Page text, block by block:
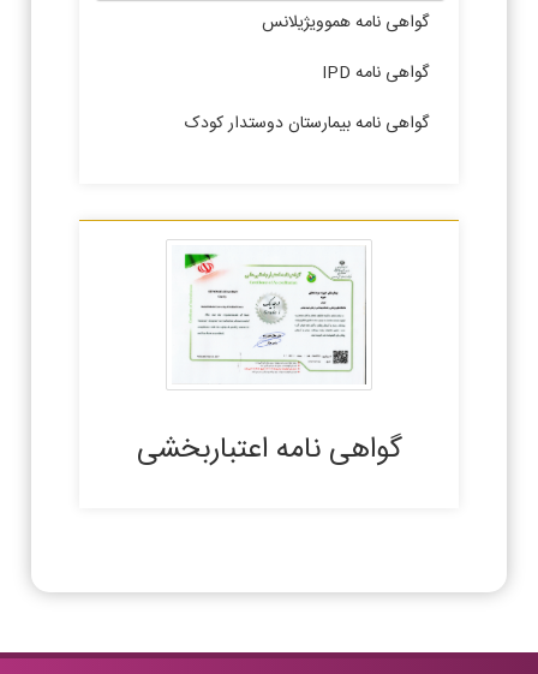
گواهی نامه هموویژیلانس
گواهی نامه IPD
گواهی نامه بیمارستان دوستدار کودک
گواهی نامه اعتباربخشی